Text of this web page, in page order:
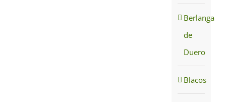
Berlanga
de
Duero
Blacos